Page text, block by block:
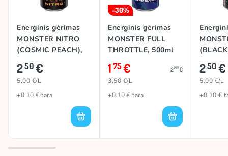
Energinis gėrimas
MONSTER NITRO
(COSMIC PEACH),
500ml
250€
5.00 €/L
+0.10 € tara
-30%
Energinis gėrimas
MONSTER FULL
THROTTLE, 500ml
175€ 250€
3.50 €/L
+0.10 € tara
250€
5.00 €/L
+0.10 €